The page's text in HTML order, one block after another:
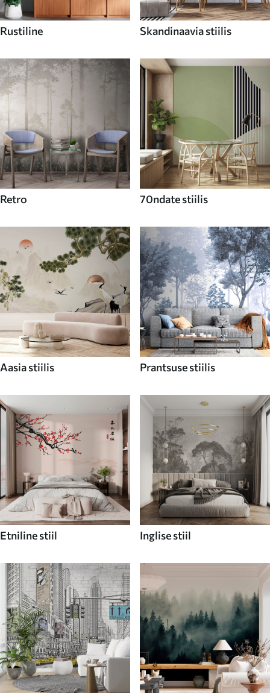
Rustiline Skandinaavia stiilis
Retro 70ndate stiilis
Aasia stiilis Prantsuse stiilis
Etniline stiil Inglise stiil